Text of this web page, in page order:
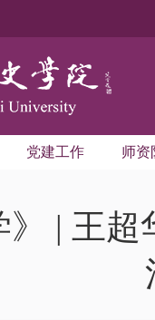
党建工作 师资
》 | 王